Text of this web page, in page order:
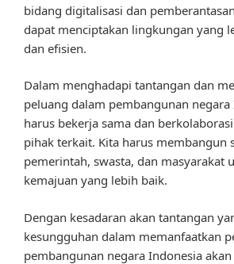
bidang digitalisasi dan
dapat menciptakan lingkungan yang
dan efisien.
Dalam menghadapi tantangan dan
peluang dalam pembangunan
harus bekerja sama dan
pihak terkait. Kita harus membangun
pemerintah, swasta, dan masyarakat
kemajuan yang lebih baik.
Dengan kesadaran akan tantangan
kesungguhan dalam memanfaatkan
pembangunan negara Indonesia